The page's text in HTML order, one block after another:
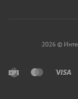
2026 ©